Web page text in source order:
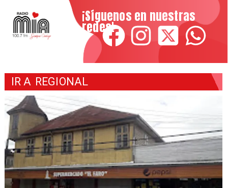
¡Síguenos en nuestras
redes!
IR A REGIONAL